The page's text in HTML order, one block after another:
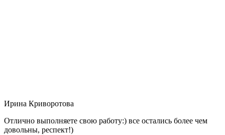
Ирина Криворотова
Отлично выполняете свою работу:) все остались более чем
довольны, респект!)